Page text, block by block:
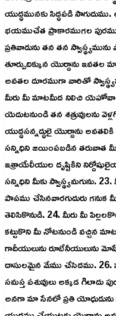
యుద్ధమునకు సిద్ధపడి
భయముచేత ప్రాకారముగల
ప్రతివాడును తన తన
తూర్పుదిక్కున యొర్దాను ఇవతల
అవతల దూరముగా వారితో
మీరు మీ మాటమీద నిలిచి యెహోవా
యెదుటనుండి తన శత్రువులను
యుద్ధసన్నద్ధులై యొర్దాను
సన్నిధిని జయింపబడిన తరువాత
ఇశ్రాయేలీయుల దృష్టికిని
సన్నిధిని మీకు స్వాస్థ్యమగును.
పాపము చేసినవారగుదురు గనుక
తెలిసికొనుడి. 24. మీరు మీ
కట్టుకొని మీ నోటనుండి వచ్చిన
గాదీయులును రూబేనీయులును
దాసులమైన మేము చేసెదము.
సమస్త పశువులు అక్కడ గిలాదు
అనగా మా సేనలో ప్రతి